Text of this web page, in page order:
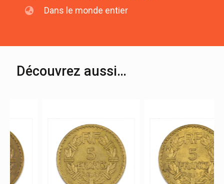
Dans le monde entier
Découvrez aussi…